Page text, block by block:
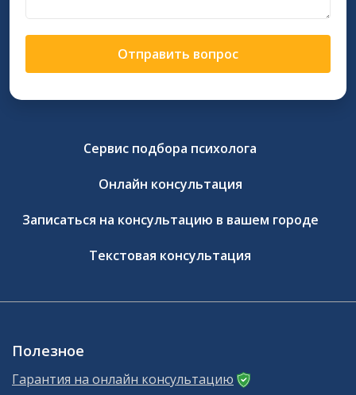
Отправить вопрос
Сервис подбора психолога
Онлайн консультация
Записаться на консультацию в вашем городе
Текстовая консультация
Полезное
Гарантия на онлайн консультацию